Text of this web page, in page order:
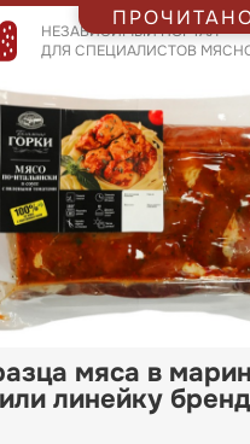
НЕЗАВИСИМЫЙ ПОРТАЛ
ДЛЯ СПЕЦИАЛИСТОВ
мяса в
линейку